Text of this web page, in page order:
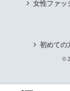
女性ファッ
初めての
©